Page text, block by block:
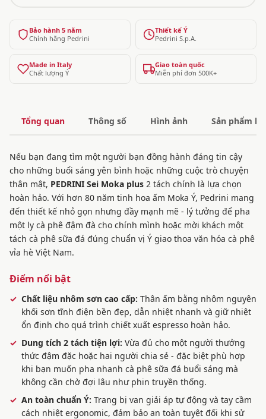
Bảo hành 5 năm
Chính hãng Pedrini
Thiết kế Ý
Pedrini S.p.A.
Made in Italy
Chất lượng Ý
Giao toàn quốc
Miễn phí đơn 500K+
Tổng quan Thông số Hình ảnh Sản phẩm
Nếu bạn đang tìm một người bạn đồng hành đáng tin cậy
cho những buổi sáng yên bình hoặc những cuộc trò chuyện
thân mật, PEDRINI Sei Moka plus 2 tách chính là lựa chọn
hoàn hảo. Với hơn 80 năm tinh hoa ấm Moka Ý, Pedrini mang
đến thiết kế nhỏ gọn nhưng đầy mạnh mẽ - lý tưởng để pha
một ly cà phê đậm đà cho chính mình hoặc mời khách một
tách cà phê sữa đá đúng chuẩn vị Ý giao thoa văn hóa cà phê
vỉa hè Việt Nam.
Điểm nổi bật
Chất liệu nhôm sơn cao cấp: Thân ấm bằng nhôm nguyên
khối sơn tĩnh điện bền đẹp, dẫn nhiệt nhanh và giữ nhiệt
ổn định cho quá trình chiết xuất espresso hoàn hảo.
Dung tích 2 tách tiện lợi: Vừa đủ cho một người thưởng
thức đậm đặc hoặc hai người chia sẻ - đặc biệt phù hợp
khi bạn muốn pha nhanh cà phê sữa đá buổi sáng mà
không cần chờ đợi lâu như phin truyền thống.
An toàn chuẩn Ý: Trang bị van giải áp tự động và tay cầm
cách nhiệt ergonomic, đảm bảo an toàn tuyệt đối khi sử